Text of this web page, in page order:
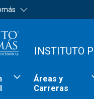
INSTITUTO
Áreas y
Carreras